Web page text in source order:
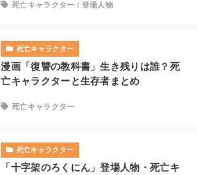
死亡キャラクター / 登場人物
死亡キャラクター
漫画「復讐の教科書」生き残りは誰？死
亡キャラクターと生存者まとめ
死亡キャラクター
死亡キャラクター
「十字架のろくにん」登場人物・死亡キ